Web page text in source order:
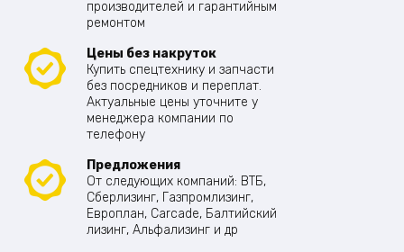
производителей и гарантийным
ремонтом
Цены без накруток
Купить спецтехнику и запчасти
без посредников и переплат.
Актуальные цены уточните у
менеджера компании по
телефону
Предложения
От следующих компаний: ВТБ,
Сберлизинг, Газпромлизинг,
Европлан, Carcade, Балтийский
лизинг, Альфализинг и др